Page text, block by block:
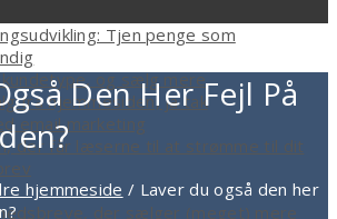
Tjen penge som
kundetype, og sælg mere
fra hjemmesiden, ja tak
email marketing
der får læserne til at strømme til dit
der sælger (meget) mere
Den Her Fejl På
hjemmeside / Laver du også den her